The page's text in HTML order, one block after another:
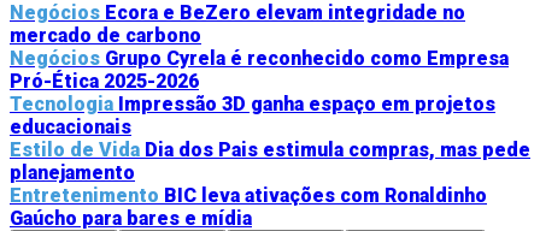
Negócios Ecora e BeZero elevam integridade no
mercado de carbono
Negócios Grupo Cyrela é reconhecido como Empresa
Pró-Ética 2025-2026
Tecnologia Impressão 3D ganha espaço em projetos
educacionais
Estilo de Vida Dia dos Pais estimula compras, mas pede
planejamento
Entretenimento BIC leva ativações com Ronaldinho
Gaúcho para bares e mídia